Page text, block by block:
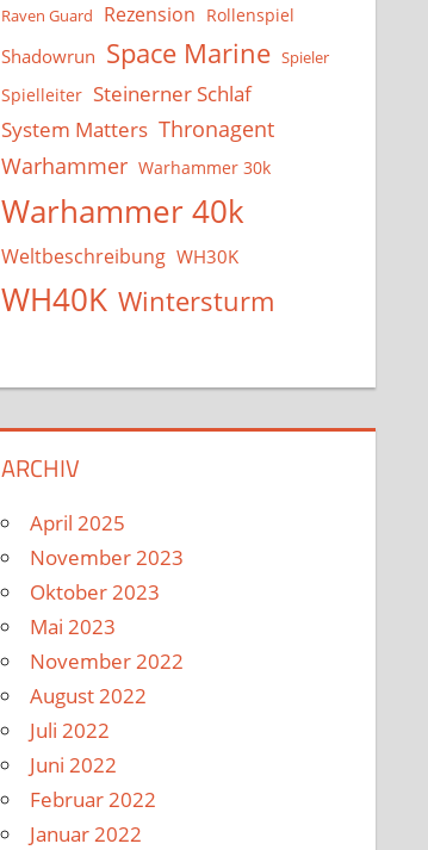
Raven Guard Rezension Rollenspiel
Shadowrun Space Marine Spieler
Spielleiter Steinerner Schlaf
System Matters Thronagent
Warhammer Warhammer 30k
Warhammer 40k
Weltbeschreibung WH30K
WH40K Wintersturm
ARCHIV
April 2025
November 2023
Oktober 2023
Mai 2023
November 2022
August 2022
Juli 2022
Juni 2022
Februar 2022
Januar 2022